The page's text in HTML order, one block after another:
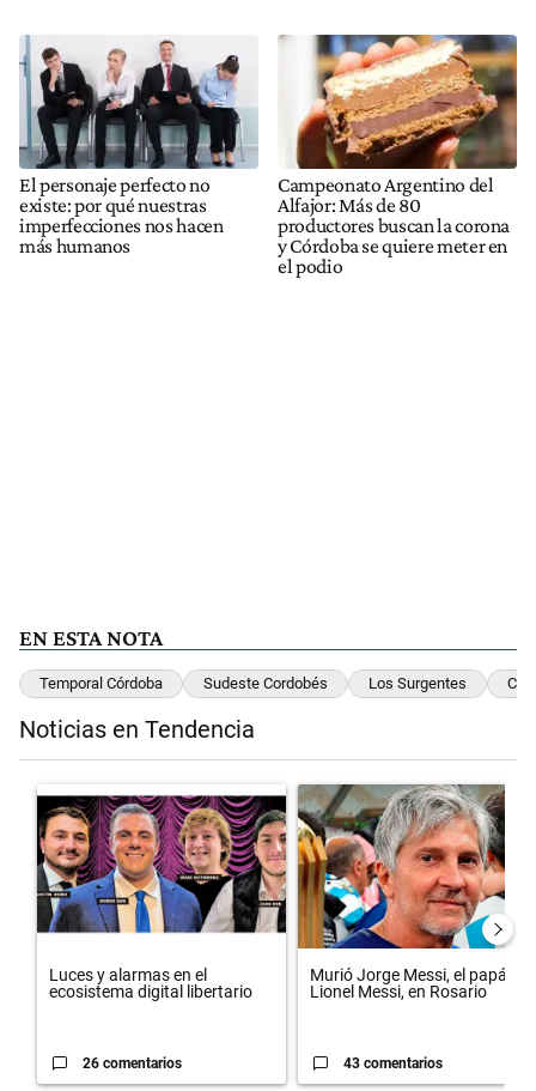
El personaje perfecto no
existe: por qué nuestras
imperfecciones nos hacen
más humanos
Campeonato Argentino del
Alfajor: Más de 80
productores buscan la corona
y Córdoba se quiere meter en
el podio
EN ESTA NOTA
Temporal Córdoba Sudeste Cordobés Los Surgentes
Noticias en Tendencia
Un artículo de tendencia con el título "Luces y alarmas en el
Luces y alarmas en el
ecosistema digital libertario
26 comentarios
Un artículo de tendencia con el
Murió Jorge Messi, el papá de
Lionel Messi, en Rosario
43 comentarios